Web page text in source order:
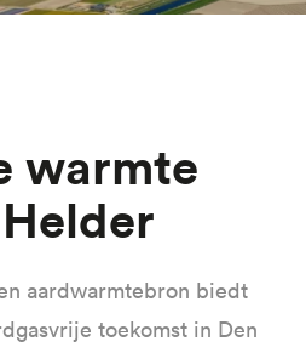
aardwarmtebron biedt
toekomst in Den